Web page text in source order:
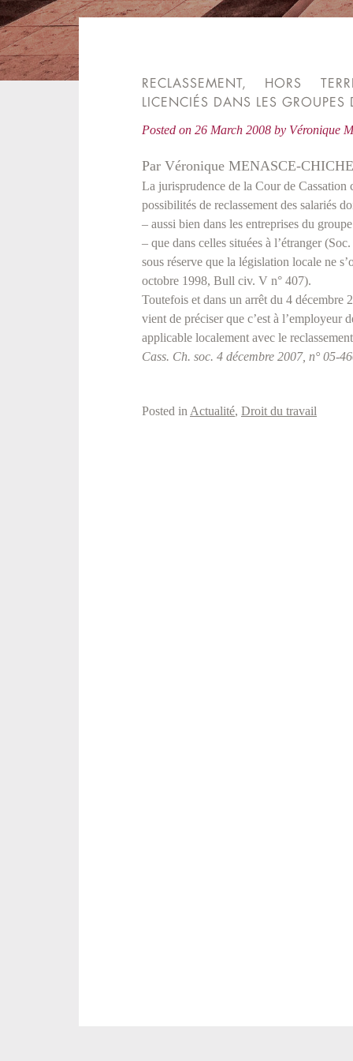
RECLASSEMENT, HORS
LICENCIÉS DANS LES GROUPES
Posted on 26 March 2008 by Véronique
Par Véronique MENASCE-
La jurisprudence de la Cour de Cassation
possibilités de reclassement des salariés
– aussi bien dans les entreprises du
– que dans celles situées à l’étranger
sous réserve que la législation locale ne
octobre 1998, Bull civ. V n° 407).
Toutefois et dans un arrêt du 4 décembre
vient de préciser que c’est à l’employeur
applicable localement avec le
Cass. Ch. soc. 4 décembre 2007, n° 05-
Posted in Actualité, Droit du travail